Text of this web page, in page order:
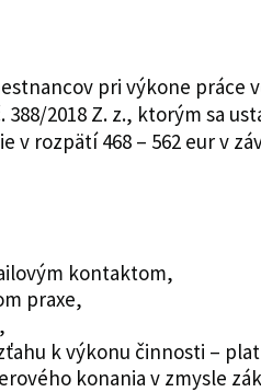
pri výkone
2018 Z. z., ktorým sa
rozpätí 468 – 562 eur v
kontaktom,
praxe,
k výkonu činnosti –
konania v zmysle